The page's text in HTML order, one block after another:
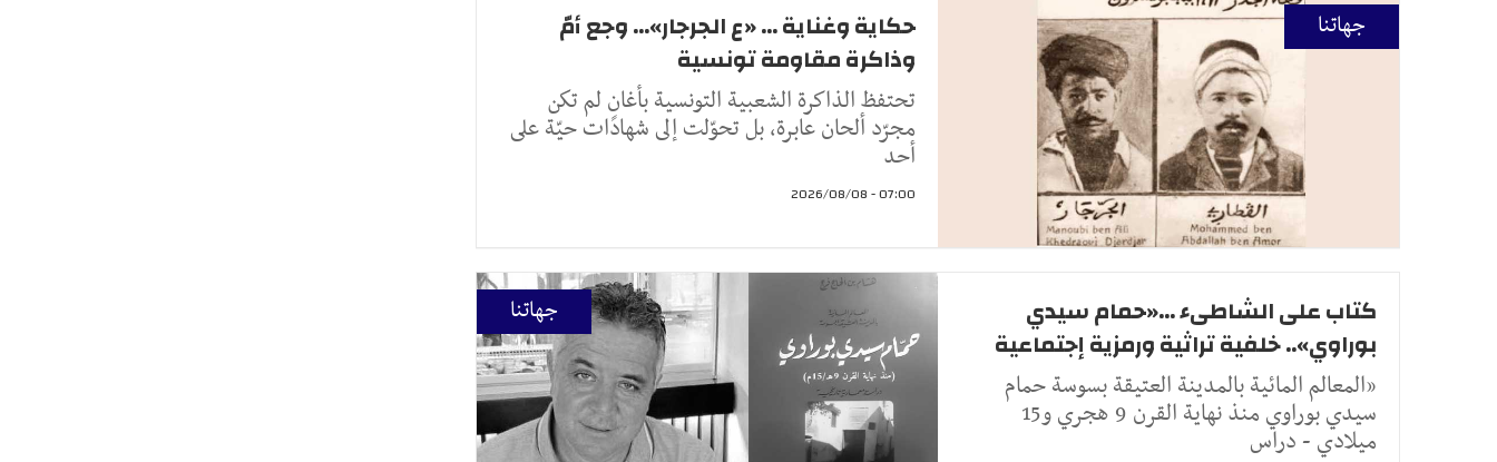
جهاتنا
حكاية وغناية ... «ع الجرجار»... وجع أمّ
وذاكرة مقاومة تونسية
تحتفظ الذاكرة الشعبية التونسية بأغانٍ لم تكن
مجرّد ألحان عابرة، بل تحوّلت إلى شهادات حيّة على
أحد
07:00 - 2026/08/08
جهاتنا
كتاب على الشاطىء ...«حمام سيدي
بوراوي».. خلفية تراثية ورمزية إجتماعية
«المعالم المائية بالمدينة العتيقة بسوسة حمام
سيدي بوراوي منذ نهاية القرن 9 هجري و15
ميلادي - دراس